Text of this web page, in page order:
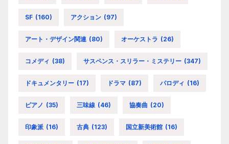
SF (160) アクション (97)
アート・デザイン関連 (80) オーケストラ (26)
コメディ (38) サスペンス・スリラー・ミステリー (347)
ドキュメンタリー (17) ドラマ (87) パロディ (16)
ピアノ (35) 三味線 (46) 協奏曲 (20)
印象派 (16) 古典 (123) 国立新美術館 (16)